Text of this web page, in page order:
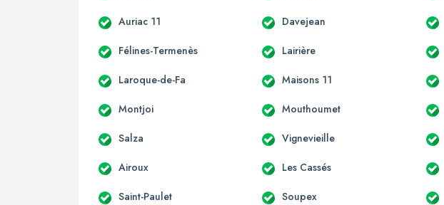
Auriac 11 Davejean
Félines-Termenès Lairière
Laroque-de-Fa Maisons 11
Montjoi Mouthoumet
Salza Vignevieille
Airoux Les Cassés
Saint-Paulet Soupex